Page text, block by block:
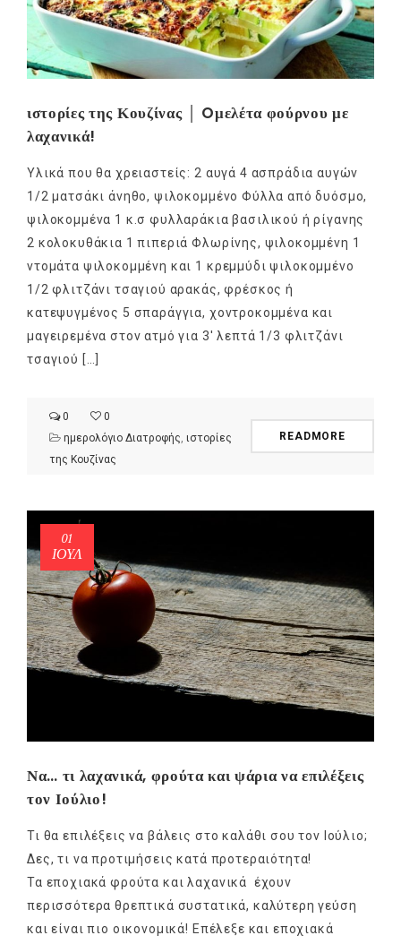
ιστορίες της Κουζίνας │ Oμελέτα φούρνου με
λαχανικά!
Υλικά που θα χρειαστείς: 2 αυγά 4 ασπράδια αυγών
1/2 ματσάκι άνηθο, ψιλοκομμένο Φύλλα από δυόσμο,
ψιλοκομμένα 1 κ.σ φυλλαράκια βασιλικού ή ρίγανης
2 κολοκυθάκια 1 πιπεριά Φλωρίνης, ψιλοκομμένη 1
ντομάτα ψιλοκομμένη και 1 κρεμμύδι ψιλοκομμένο
1/2 φλιτζάνι τσαγιού αρακάς, φρέσκος ή
κατεψυγμένος 5 σπαράγγια, χοντροκομμένα και
μαγειρεμένα στον ατμό για 3′ λεπτά 1/3 φλιτζάνι
τσαγιού […]
0
0
ημερολόγιο Διατροφής ιστορίες
της Κουζίνας
READMORE
01
ΙΟΎΛ
Να… τι λαχανικά, φρούτα και ψάρια να επιλέξεις
τον Ιούλιο!
Τι θα επιλέξεις να βάλεις στο καλάθι σου τον Ιούλιο;
Δες, τι να προτιμήσεις κατά προτεραιότητα!
Τα εποχιακά φρούτα και λαχανικά έχουν
περισσότερα θρεπτικά συστατικά, καλύτερη γεύση
και είναι πιο οικονομικά! Επέλεξε και εποχιακά